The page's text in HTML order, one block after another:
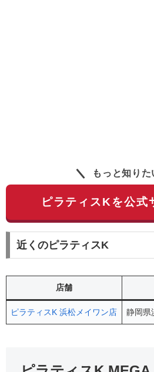
もっと知りた
ピラティスKを公式
近くのピラティスK
店舗
ピラティスK 浜松メイワン店 静岡県